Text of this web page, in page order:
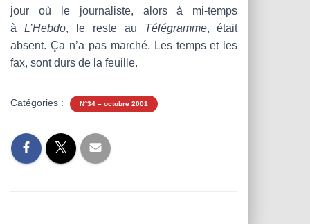
jour où le journaliste, alors à mi-temps
à L’Hebdo, le reste au Télégramme, était
absent. Ça n’a pas marché. Les temps et les
fax, sont durs de la feuille.
Catégories : N°34 – octobre 2001